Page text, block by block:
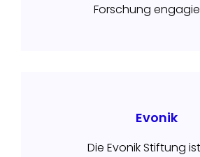
Forschung
Evonik
Die Evonik Stiftung